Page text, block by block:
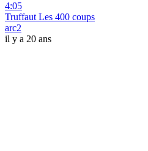
4:05
Truffaut Les 400 coups
arc2
il y a 20 ans